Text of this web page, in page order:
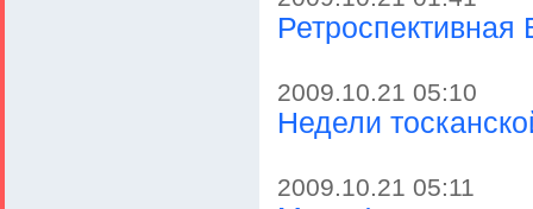
2009.10.21 05:10
Недели
2009.10.21 05:11